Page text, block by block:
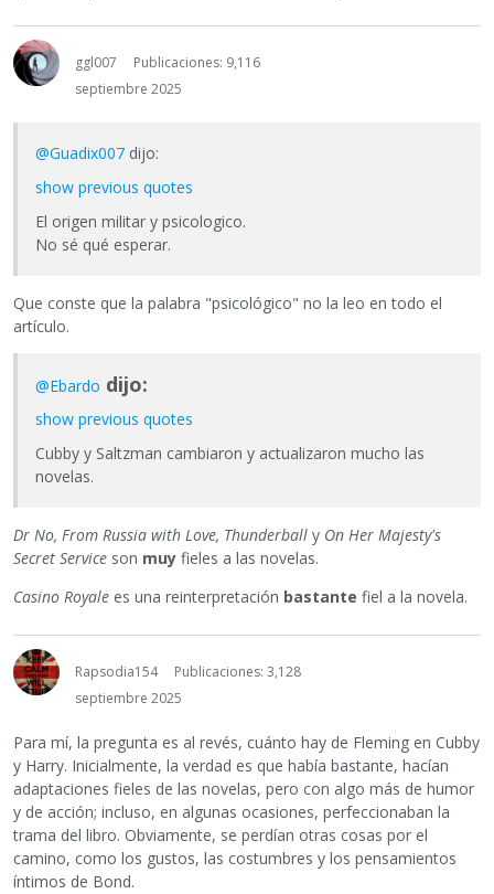
ggl007
Publicaciones: 9,116
septiembre 2025
@Guadix007 dijo:
show previous quotes
El origen militar y psicologico.
No sé qué esperar.
Que conste que la palabra "psicológico" no la leo en todo el
artículo.
@Ebardo dijo:
show previous quotes
Cubby y Saltzman cambiaron y actualizaron mucho las
novelas.
Dr No, From Russia with Love, Thunderball y On Her Majesty's
Secret Service son muy fieles a las novelas.
Casino Royale es una reinterpretación bastante fiel a la novela.
Rapsodia154
Publicaciones: 3,128
septiembre 2025
Para mí, la pregunta es al revés, cuánto hay de Fleming en Cubby
y Harry. Inicialmente, la verdad es que había bastante, hacían
adaptaciones fieles de las novelas, pero con algo más de humor
y de acción; incluso, en algunas ocasiones, perfeccionaban la
trama del libro. Obviamente, se perdían otras cosas por el
camino, como los gustos, las costumbres y los pensamientos
íntimos de Bond.